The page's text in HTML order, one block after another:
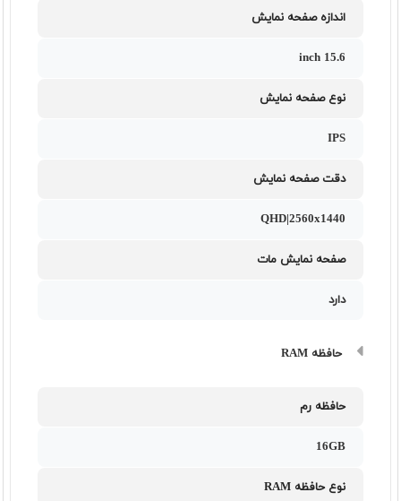
اندازه صفحه نمایش
15.6 inch
نوع صفحه نمایش
IPS
دقت صفحه نمایش
QHD|2560x1440
صفحه نمایش مات
دارد
حافظه RAM
حافظه رم
16GB
نوع حافظه RAM